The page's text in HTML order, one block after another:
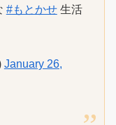
#もとかせ生活
January 26,